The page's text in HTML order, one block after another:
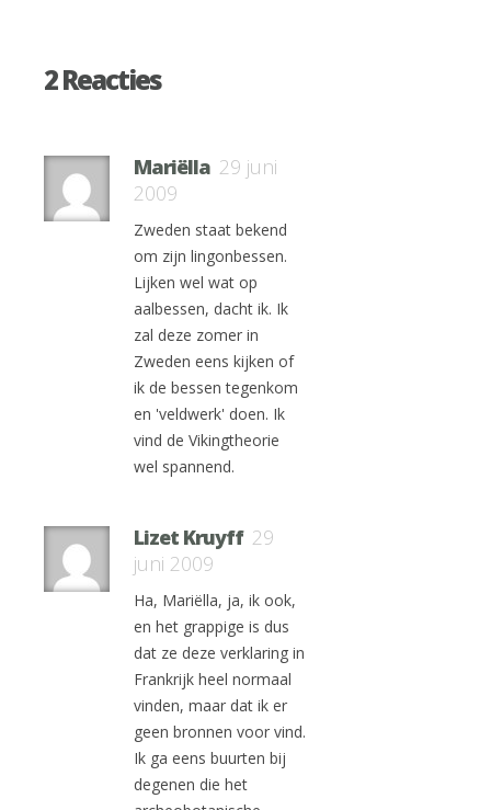
2 Reacties
Mariëlla 29 juni
2009
Zweden staat bekend
om zijn lingonbessen.
Lijken wel wat op
aalbessen, dacht ik. Ik
zal deze zomer in
Zweden eens kijken of
ik de bessen tegenkom
en 'veldwerk' doen. Ik
vind de Vikingtheorie
wel spannend.
Lizet Kruyff 29
juni 2009
Ha, Mariëlla, ja, ik ook,
en het grappige is dus
dat ze deze verklaring in
Frankrijk heel normaal
vinden, maar dat ik er
geen bronnen voor vind.
Ik ga eens buurten bij
degenen die het